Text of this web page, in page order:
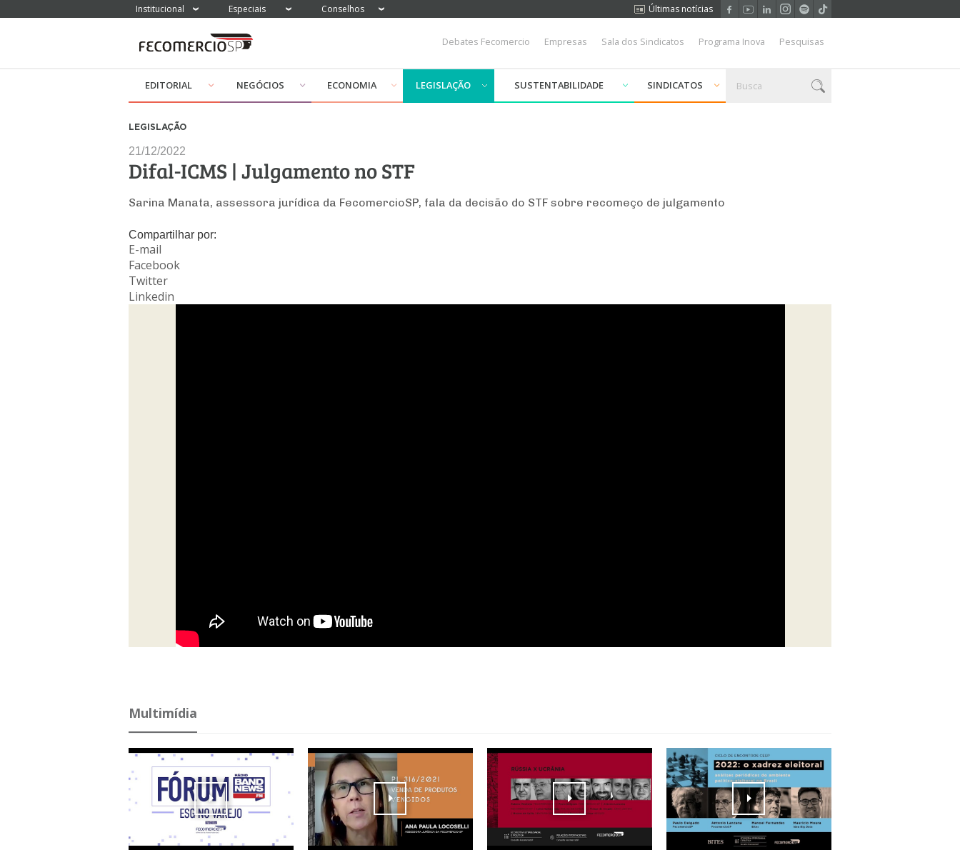
Institucional Especiais Conselhos Últimas notícias
Debates Fecomercio Empresas Sala dos Sindicatos Programa Inova Pesquisas
EDITORIAL NEGÓCIOS ECONOMIA LEGISLAÇÃO SUSTENTABILIDADE SINDICATOS
LEGISLAÇÃO
21/12/2022
Difal-ICMS | Julgamento no STF
Sarina Manata, assessora jurídica da FecomercioSP, fala da decisão do STF sobre recomeço de julgamento
Compartilhar por:
E-mail
Facebook
Twitter
Linkedin
Multimídia